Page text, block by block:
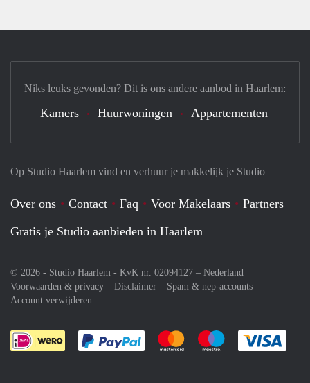
Op Studio Haarlem vind en verhuur je makkelijk je Studio
Over ons Contact Faq Voor Makelaars
Partners
Gratis je Studio aanbieden in Haarlem
© 2026 - Studio Haarlem - KvK nr. 02094127 – Nederland
Voorwaarden & privacy
Disclaimer
Spam & nep-accounts
Account verwijderen
Je rekent gemakkelijk af met Paypal
Je rekent gemakkelijk af met
Je rekent
Niks leuks gevonden? Dit is ons andere aanbod in Haarlem:
Kamers Huurwoningen Appartementen